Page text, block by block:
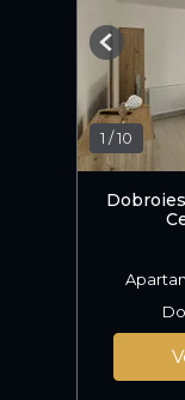
1 /10
Previous